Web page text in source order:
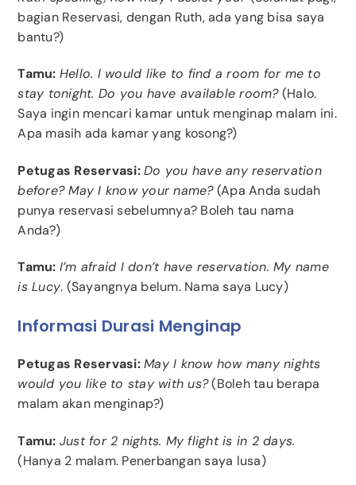
bagian Reservasi, dengan Ruth, ada yang bisa saya
bantu?)
Tamu: Hello. I would like to find a room for me to
stay tonight. Do you have available room?(Halo.
Saya ingin mencari kamar untuk menginap malam ini.
Apa masih ada kamar yang kosong?)
Petugas Reservasi: Do you have any reservation
before? May I know your name?(Apa Anda sudah
punya reservasi sebelumnya? Boleh tau nama
Anda?)
Tamu: I’m afraid I don’t have reservation. My name
is Lucy. (Sayangnya belum. Nama saya Lucy)
Informasi Durasi Menginap
Petugas Reservasi: May I know how many nights
would you like to stay with us?(Boleh tau berapa
malam akan menginap?)
Tamu: Just for 2 nights. My flight is in 2 days.
(Hanya 2 malam. Penerbangan saya lusa)